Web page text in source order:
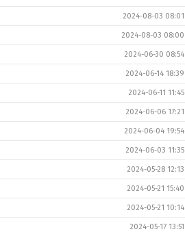
2024-08-03 08:01
2024-08-03 08:00
2024-06-30 08:54
2024-06-14 18:39
2024-06-11 11:45
2024-06-06 17:21
2024-06-04 19:54
2024-06-03 11:35
2024-05-28 12:13
2024-05-21 15:40
2024-05-21 10:14
2024-05-17 13:51